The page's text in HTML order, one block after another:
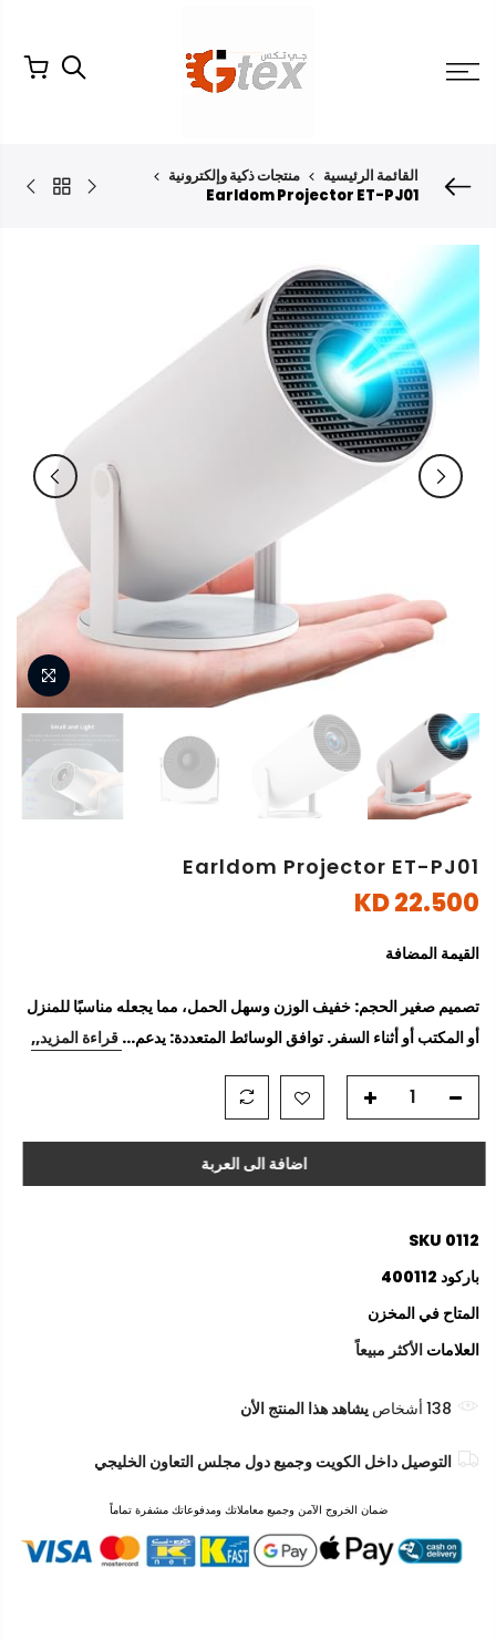
القائمة الرئيسية
منتجات ذكية وإلكترونية
Earldom Projector ET-PJ01
Earldom Projector ET-PJ01
22.500 KD
القيمة المضافة
تصميم صغير الحجم: خفيف الوزن وسهل الحمل، مما يجعله مناسبًا للمنزل
أو المكتب أو أثناء السفر. توافق الوسائط المتعددة: يدعم... قراءة المزيد,,
اضافة الى العربة
SKU 0112
باركود 400112
المتاح في المخزن
العلامات الأكثر مبيعاً
138 أشخاص يشاهد هذا المنتج الأن
التوصيل داخل الكويت وجميع دول مجلس التعاون الخليجي
ضمان الخروج الآمن وجميع معاملاتك ومدفوعاتك مشفرة تماماً